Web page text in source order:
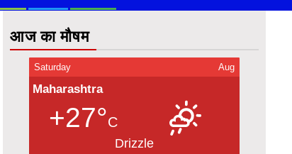
आज का मौषम
Saturday Aug
Maharashtra
+27°C
Drizzle